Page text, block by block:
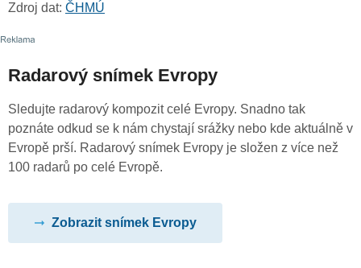
Zdroj dat: ČHMÚ
Radarový snímek Evropy
Sledujte radarový kompozit celé Evropy. Snadno tak
poznáte odkud se k nám chystají srážky nebo kde aktuálně v
Evropě prší. Radarový snímek Evropy je složen z více než
100 radarů po celé Evropě.
Zobrazit snímek Evropy